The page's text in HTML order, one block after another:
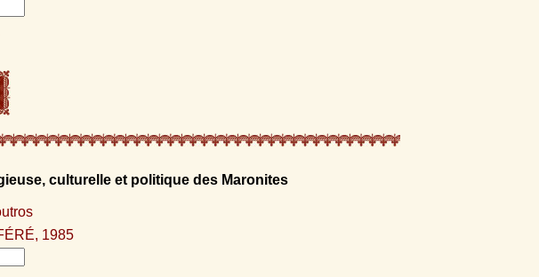
culturelle et politique des Maronites
1985